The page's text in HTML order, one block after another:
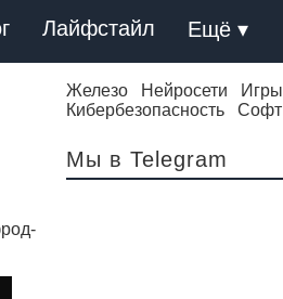
Лайфстайл Ещё ▾
Железо Нейросети Игры
Кибербезопасность
Софт
Мы в Telegram